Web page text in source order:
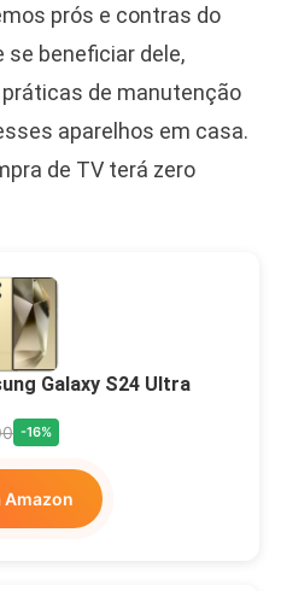
prós e contras do
se beneficiar dele,
de manutenção
aparelhos em casa.
de TV terá zero
Galaxy S24 Ultra
-16%
Amazon